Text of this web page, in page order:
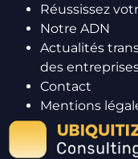
Réussissez
Notre ADN
Actualités
des
Contact
Mentions